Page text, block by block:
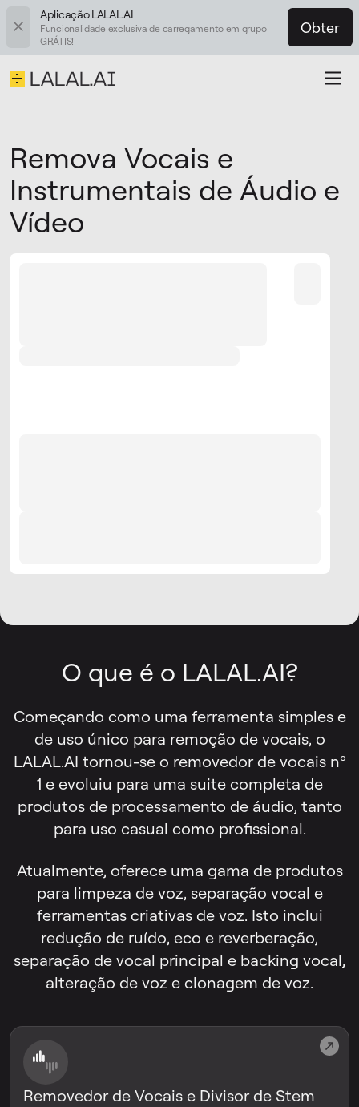
Aplicação LALAL.AI
Funcionalidade exclusiva de carregamento em grupo
GRÁTIS!
Obter
Remova Vocais e
Instrumentais de Áudio e
Vídeo
O que é o LALAL.AI?
Começando como uma ferramenta simples e
de uso único para remoção de vocais, o
LALAL.AI tornou-se o removedor de vocais nº
1 e evoluiu para uma suite completa de
produtos de processamento de áudio, tanto
para uso casual como profissional.
Atualmente, oferece uma gama de produtos
para limpeza de voz, separação vocal e
ferramentas criativas de voz. Isto inclui
redução de ruído, eco e reverberação,
separação de vocal principal e backing vocal,
alteração de voz e clonagem de voz.
Removedor de Vocais e Divisor de Stem